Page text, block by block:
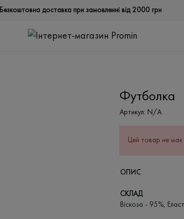
Безкоштовна доставка при замовленні від 2000 грн
Футболка
Артикул: N/A
Цей товар не має
ОПИС
СКЛАД
Віскоза - 95%,